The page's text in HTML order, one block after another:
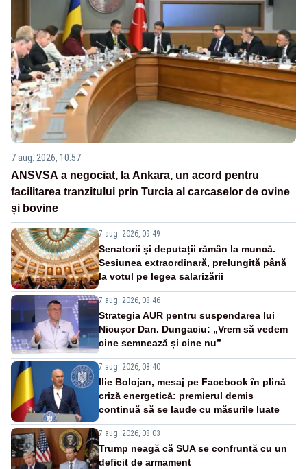
7 aug. 2026, 10:57
ANSVSA a negociat, la Ankara, un acord pentru
facilitarea tranzitului prin Turcia al carcaselor de ovine
și bovine
7 aug. 2026, 09:49
Senatorii și deputații rămân la muncă.
Sesiunea extraordinară, prelungită până
la votul pe legea salarizării
7 aug. 2026, 08:46
Strategia AUR pentru suspendarea lui
Nicușor Dan. Dungaciu: „Vrem să vedem
cine semnează și cine nu”
7 aug. 2026, 08:40
Ilie Bolojan, mesaj pe Facebook în plină
criză energetică: premierul demis
continuă să se laude cu măsurile luate
7 aug. 2026, 08:03
Trump neagă că SUA se confruntă cu un
deficit de armament